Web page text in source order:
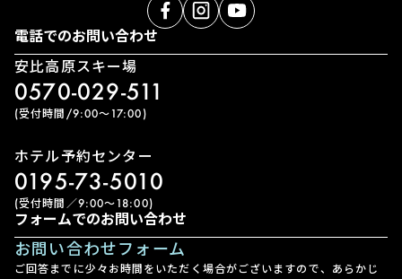
電話でのお問い合わせ
安比高原スキー場
0570-029-511
(受付時間/9:00〜17:00)
ホテル予約センター
0195-73-5010
(受付時間／9:00〜18:00)
フォームでのお問い合わせ
お問い合わせフォーム
ご回答までに少々お時間をいただく場合がございますので、あらかじ